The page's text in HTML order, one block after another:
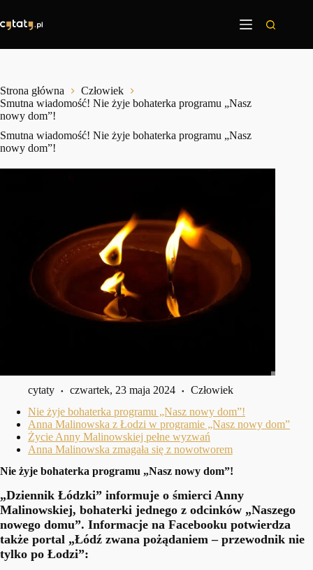
treści
Strona główna
Człowiek
Smutna wiadomość! Nie żyje bohaterka programu „Nasz
nowy dom”!
Smutna wiadomość! Nie żyje bohaterka programu „Nasz
nowy dom”!
cytaty czwartek, 23 maja 2024
Człowiek
Nie żyje bohaterka programu „Nasz nowy dom”!
Anna Malinowska z Łodzi w programie „Nasz nowy dom”
Życie Anny Malinowskiej pełne wyzwań
Anna Malinowska zmagała się z nowotworem
Nie żyje bohaterka programu „Nasz nowy dom”!
„Dziennik Łódzki” informuje o śmierci Anny
Malinowskiej, bohaterki jednego z odcinków „Naszego
nowego domu”. Informacje na Facebooku potwierdza
także portal „Łódź zwana pożądaniem – przewodnik nie
tylko po Łodzi”: